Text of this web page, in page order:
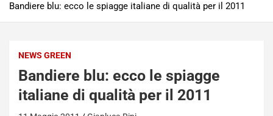
Bandiere blu: ecco le spiagge italiane di qualità per il 2011
NEWS GREEN
Bandiere blu: ecco le spiagge
italiane di qualità per il 2011